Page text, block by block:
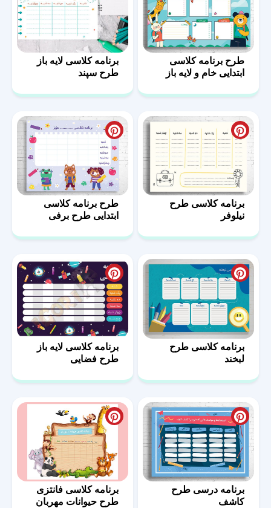
طرح برنامه کلاسی
ابتدایی خام و لایه باز
برنامه کلاسی لایه باز
طرح سپند
برنامه کلاسی طرح
نیلوفر
طرح برنامه کلاسی
ابتدایی طرح برفی
برنامه کلاسی طرح
لبخند
برنامه کلاسی لایه باز
طرح فضایی
برنامه درسی طرح
کاشف
برنامه کلاسی فانتزی
طرح حیوانات مهربان